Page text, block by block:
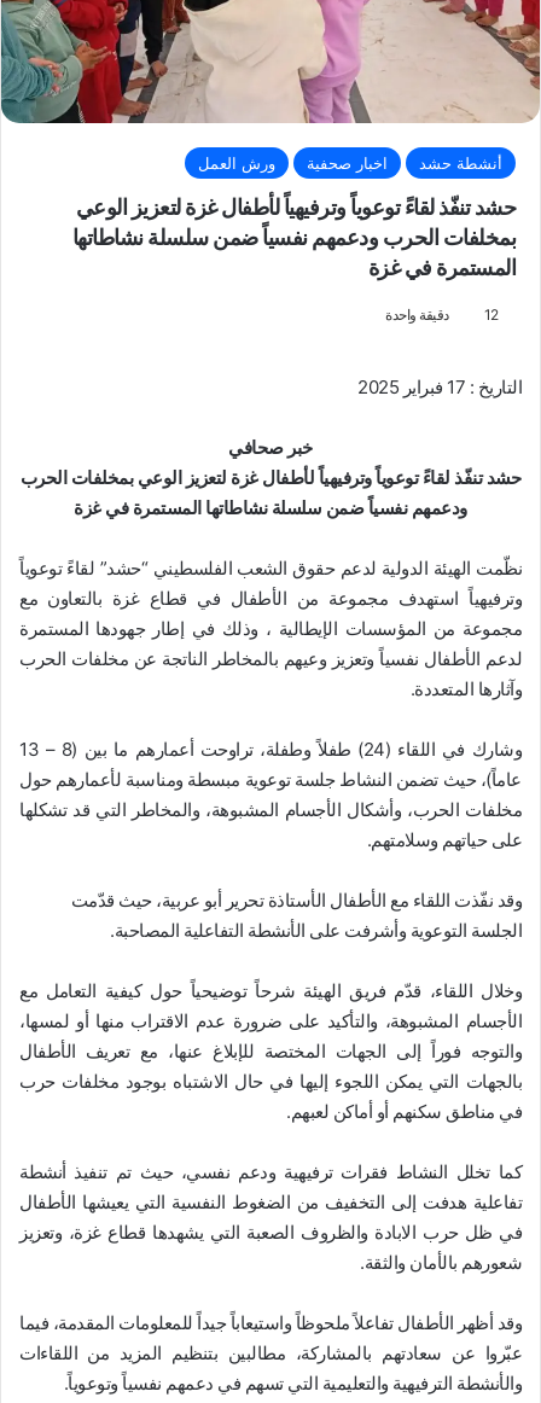
أنشطة حشد اخبار صحفية ورش العمل
حشد تنفّذ لقاءً توعوياً وترفيهياً لأطفال غزة لتعزيز الوعي
بمخلفات الحرب ودعمهم نفسياً ضمن سلسلة نشاطاتها
المستمرة في غزة
12 دقيقة واحدة
التاريخ : 17 فبراير 2025
خبر صحافي
حشد تنفّذ لقاءً توعوياً وترفيهياً لأطفال غزة لتعزيز الوعي بمخلفات الحرب
ودعمهم نفسياً ضمن سلسلة نشاطاتها المستمرة في غزة
نظّمت الهيئة الدولية لدعم حقوق الشعب الفلسطيني “حشد” لقاءً توعوياً
وترفيهياً استهدف مجموعة من الأطفال في قطاع غزة بالتعاون مع
مجموعة من المؤسسات الإيطالية ، وذلك في إطار جهودها المستمرة
لدعم الأطفال نفسياً وتعزيز وعيهم بالمخاطر الناتجة عن مخلفات الحرب
وآثارها المتعددة.
وشارك في اللقاء (24) طفلاً وطفلة، تراوحت أعمارهم ما بين (8 – 13
عاماً)، حيث تضمن النشاط جلسة توعوية مبسطة ومناسبة لأعمارهم حول
مخلفات الحرب، وأشكال الأجسام المشبوهة، والمخاطر التي قد تشكلها
على حياتهم وسلامتهم.
وقد نفّذت اللقاء مع الأطفال الأستاذة تحرير أبو عربية، حيث قدّمت
الجلسة التوعوية وأشرفت على الأنشطة التفاعلية المصاحبة.
وخلال اللقاء، قدّم فريق الهيئة شرحاً توضيحياً حول كيفية التعامل مع
الأجسام المشبوهة، والتأكيد على ضرورة عدم الاقتراب منها أو لمسها،
والتوجه فوراً إلى الجهات المختصة للإبلاغ عنها، مع تعريف الأطفال
بالجهات التي يمكن اللجوء إليها في حال الاشتباه بوجود مخلفات حرب
في مناطق سكنهم أو أماكن لعبهم.
كما تخلل النشاط فقرات ترفيهية ودعم نفسي، حيث تم تنفيذ أنشطة
تفاعلية هدفت إلى التخفيف من الضغوط النفسية التي يعيشها الأطفال
في ظل حرب الابادة والظروف الصعبة التي يشهدها قطاع غزة، وتعزيز
شعورهم بالأمان والثقة.
وقد أظهر الأطفال تفاعلاً ملحوظاً واستيعاباً جيداً للمعلومات المقدمة، فيما
عبّروا عن سعادتهم بالمشاركة، مطالبين بتنظيم المزيد من اللقاءات
والأنشطة الترفيهية والتعليمية التي تسهم في دعمهم نفسياً وتوعوياً.